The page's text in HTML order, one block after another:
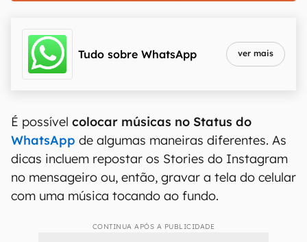
Tudo sobre WhatsApp ver mais
É possível colocar músicas no Status do
WhatsApp de algumas maneiras diferentes. As
dicas incluem repostar os Stories do Instagram
no mensageiro ou, então, gravar a tela do celular
com uma música tocando ao fundo.
CONTINUA APÓS A PUBLICIDADE